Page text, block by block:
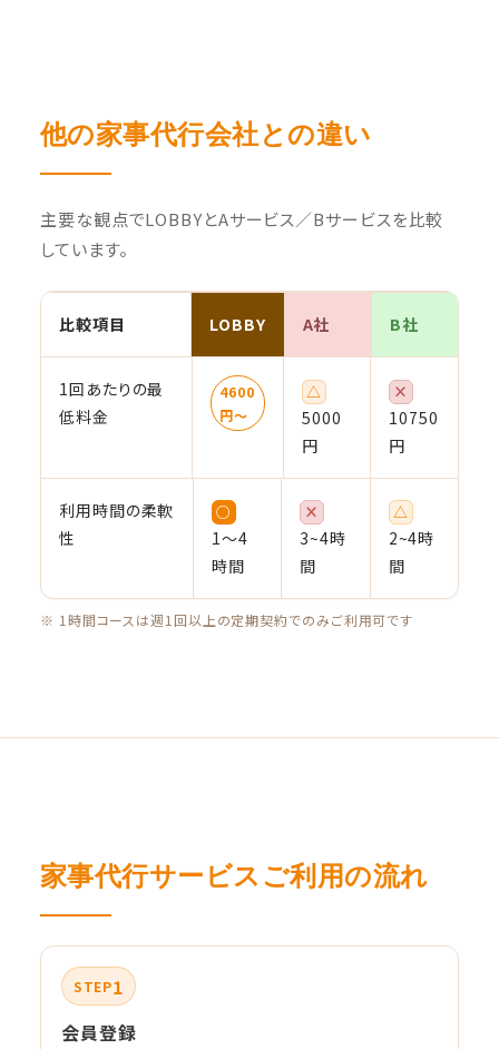
他の家事代行会社との違い
主要な観点でLOBBYとAサービス／Bサービスを比較
しています。
比較項目 LOBBY A社 B社
1回あたりの最
低料金
4600
円〜
△
5000
円
×
10750
円
利用時間の柔軟
性
○
1〜4
時間
×
3~4時
間
△
2~4時
間
※ 1時間コースは週1回以上の定期契約でのみご利用可です
家事代行サービスご利用の流れ
STEP1
会員登録